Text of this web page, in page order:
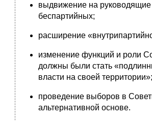
выдвижение на руководящие
беспартийных;
расширение
изменение функций и роли
должны были стать
власти на своей территории»;
проведение выборов в
альтернативной основе.